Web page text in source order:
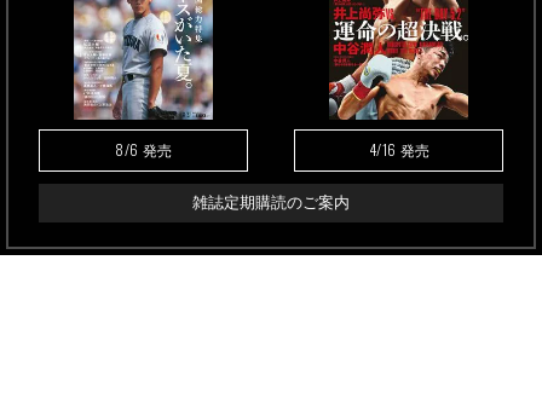
8/6 発売 4/16 発売
雑誌定期購読のご案内